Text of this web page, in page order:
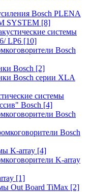
Bosch PLENA
SYSTEM [8]
системы
LP6 [10]
Bosch
Bosch [2]
Bosch серии XLA
системы
Bosch [4]
Bosch
Bosch
K-array [4]
K-array
[1]
Out Board TiMax [2]